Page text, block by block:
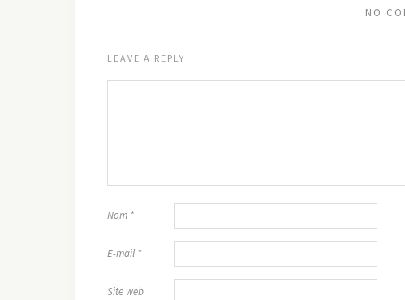
NO
LEAVE A REPLY
Nom *
E-mail *
Site web